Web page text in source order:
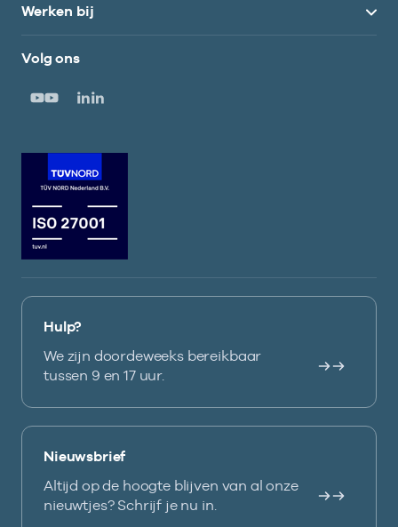
Werken bij
Volg ons
Hulp?
We zijn doordeweeks bereikbaar
tussen 9 en 17 uur.
Nieuwsbrief
Altijd op de hoogte blijven van al onze
nieuwtjes? Schrijf je nu in.